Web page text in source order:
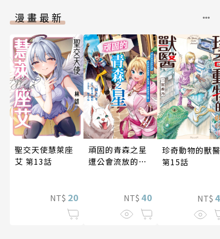
漫畫最新
聖交天使慧萊座
艾 第13話
NT$ 20
頑固的青森之星
遭公會流放的法
向最強之路!! 第
NT$ 40
珍奇動物的獸醫
第15話
NT$